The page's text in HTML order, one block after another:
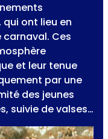
ont lieu en
carnaval. Ces
et leur tenue
par une
des jeunes
suivie de valses…